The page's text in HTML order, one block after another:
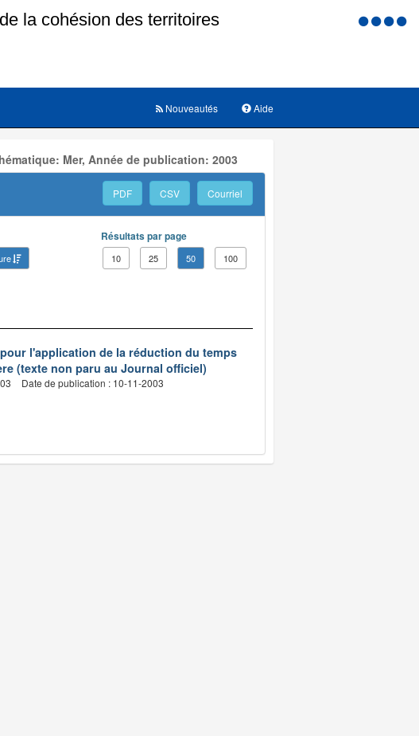
Menu
Aide
Nouveautés
Mer, Année de publication: 2003
PDF CSV Courriel
Résultats par page
10 25 50 100
l'application de la réduction du temps
(texte non paru au Journal officiel)
Date de publication : 10-11-2003